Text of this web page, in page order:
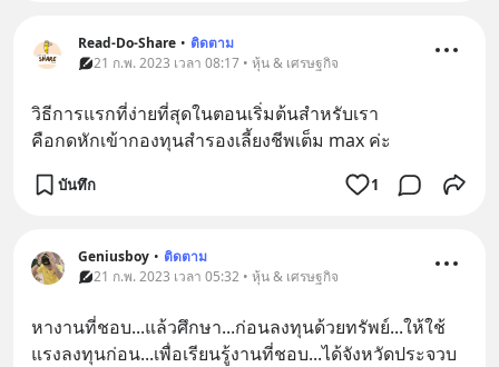
Read-Do-Share • ติดตาม
21 ก.พ. 2023 เวลา 08:17 • หุ้น & เศรษฐกิจ
วิธีการแรกที่ง่ายที่สุดในตอนเริ่มต้นสำหรับเรา
คือกดหักเข้ากองทุนสำรองเลี้ยงชีพเต็ม max ค่ะ
บันทึก 1
Geniusboy • ติดตาม
21 ก.พ. 2023 เวลา 05:32 • หุ้น & เศรษฐกิจ
หางานที่ชอบ...แล้วศึกษา...ก่อนลงทุนด้วยทรัพย์...ให้ใช้
แรงลงทุนก่อน...เพื่อเรียนรู้งานที่ชอบ...ได้จังหวัดประจวบ